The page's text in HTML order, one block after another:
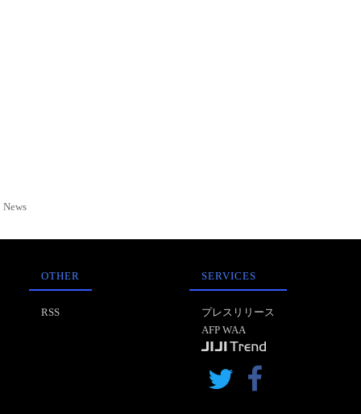
OTHER
RSS
SERVICES
プレスリリース
AFP WAA